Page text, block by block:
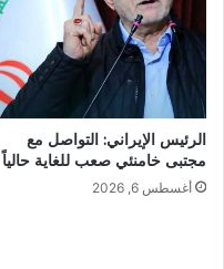
الرئيس الإيراني: التواصل مع
مجتبى خامنئي صعب للغاية حالياً
أغسطس 6, 2026